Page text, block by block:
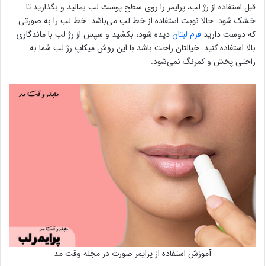
قبل استفاده از رژ لب، پرایمر را روی سطح پوست لب بمالید و بگذارید تا
خشک شود. حالا نوبت استفاده از خط لب می‌باشد. خط لب را به صورتی
که دوست دارید فرم لبتاندیده شود، بکشید و سپس از رژ لب با ماندگاری
بالا استفاده کنید. خیالتان راحت باشد با این روش میکاپ رژ لب شما به
راحتی پخش و کمرنگ نمی‌شود.
آموزش استفاده از پرایمر صورت در مجله وقت مد